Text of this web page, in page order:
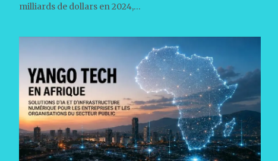
milliards de dollars en 2024,…